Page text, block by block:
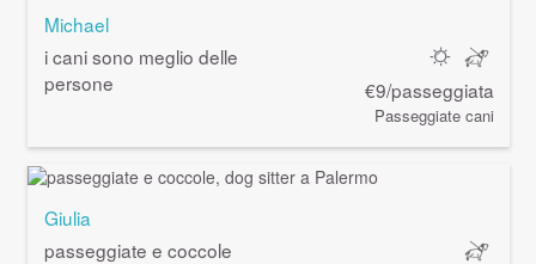
Michael
i cani sono meglio delle
persone
€9/passeggiata
Passeggiate cani
Giulia
passeggiate e coccole